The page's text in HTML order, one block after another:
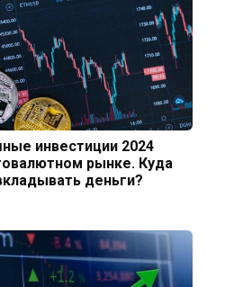
инвестиции 2024
рынке. Куда
деньги?